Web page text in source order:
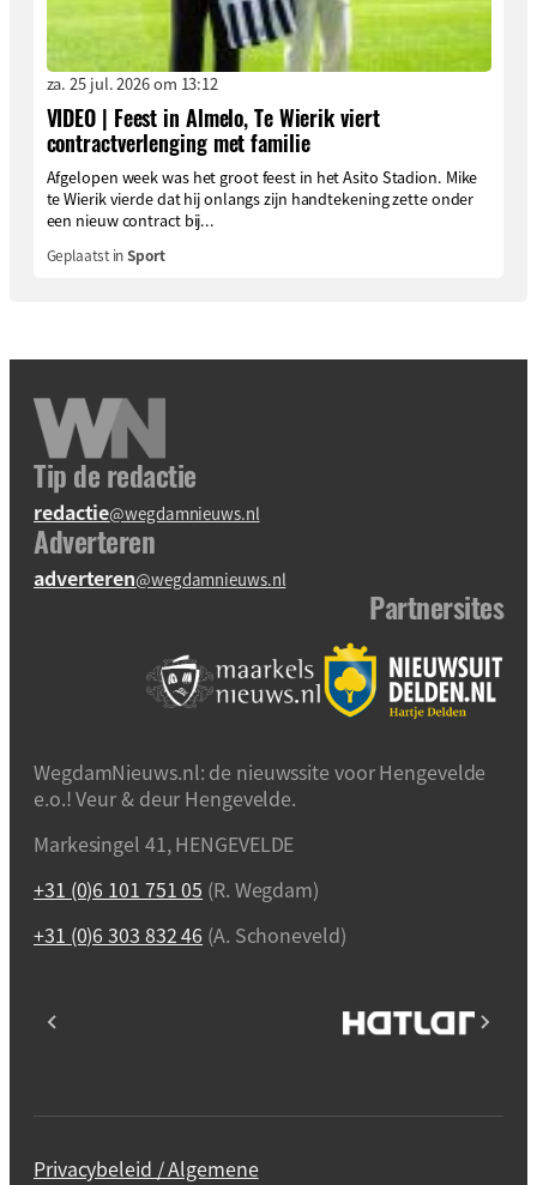
za. 25 jul. 2026 om 13:12
VIDEO | Feest in Almelo, Te Wierik viert
contractverlenging met familie
Afgelopen week was het groot feest in het Asito Stadion. Mike
te Wierik vierde dat hij onlangs zijn handtekening zette onder
een nieuw contract bij...
Geplaatst inSport
Tip de redactie
redactie@wegdamnieuws.nl
Adverteren
adverteren@wegdamnieuws.nl
Partnersites
WegdamNieuws.nl: de nieuwssite voor Hengevelde
e.o.! Veur & deur Hengevelde.
Markesingel 41, HENGEVELDE
+31 (0)6 101 751 05 (R. Wegdam)
+31 (0)6 303 832 46 (A. Schoneveld)
Privacybeleid / Algemene